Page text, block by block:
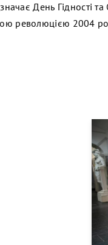
День Гідності
революцією 2004